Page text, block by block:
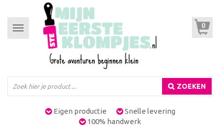
Toggle
navigation
0
ZOEKEN
Eigen productie
Snelle levering
100% handwerk